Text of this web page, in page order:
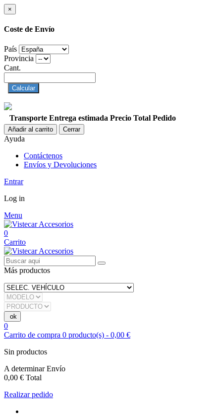
×
Coste de Envío
País
Provincia
Cant.
Calcular
Transporte Entrega estimada Precio Total Pedido
Añadir al carrito Cerrar
Ayuda
Contáctenos
Envíos y Devoluciones
Entrar
Log in
Menu
0
Carrito
Más productos
0
Carrito de compra 0 producto(s) - 0,00 €
Sin productos
A determinarEnvío
0,00 € Total
Realizar pedido